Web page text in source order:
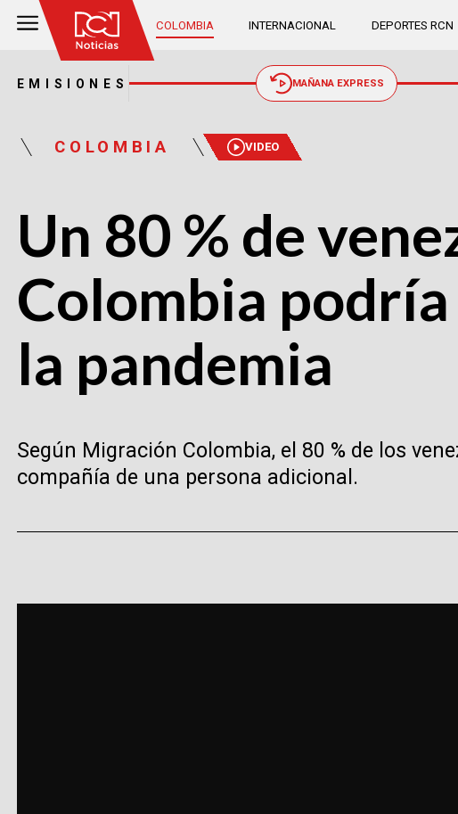
COLOMBIA INTERNACIONAL DEPORTES RCN
EMISIONES MAÑANA EXPRESS
COLOMBIA VIDEO
Un 80 % de
Colombia
la pandemia
Según Migración Colombia, el 80 % de los
compañía de una persona adicional.